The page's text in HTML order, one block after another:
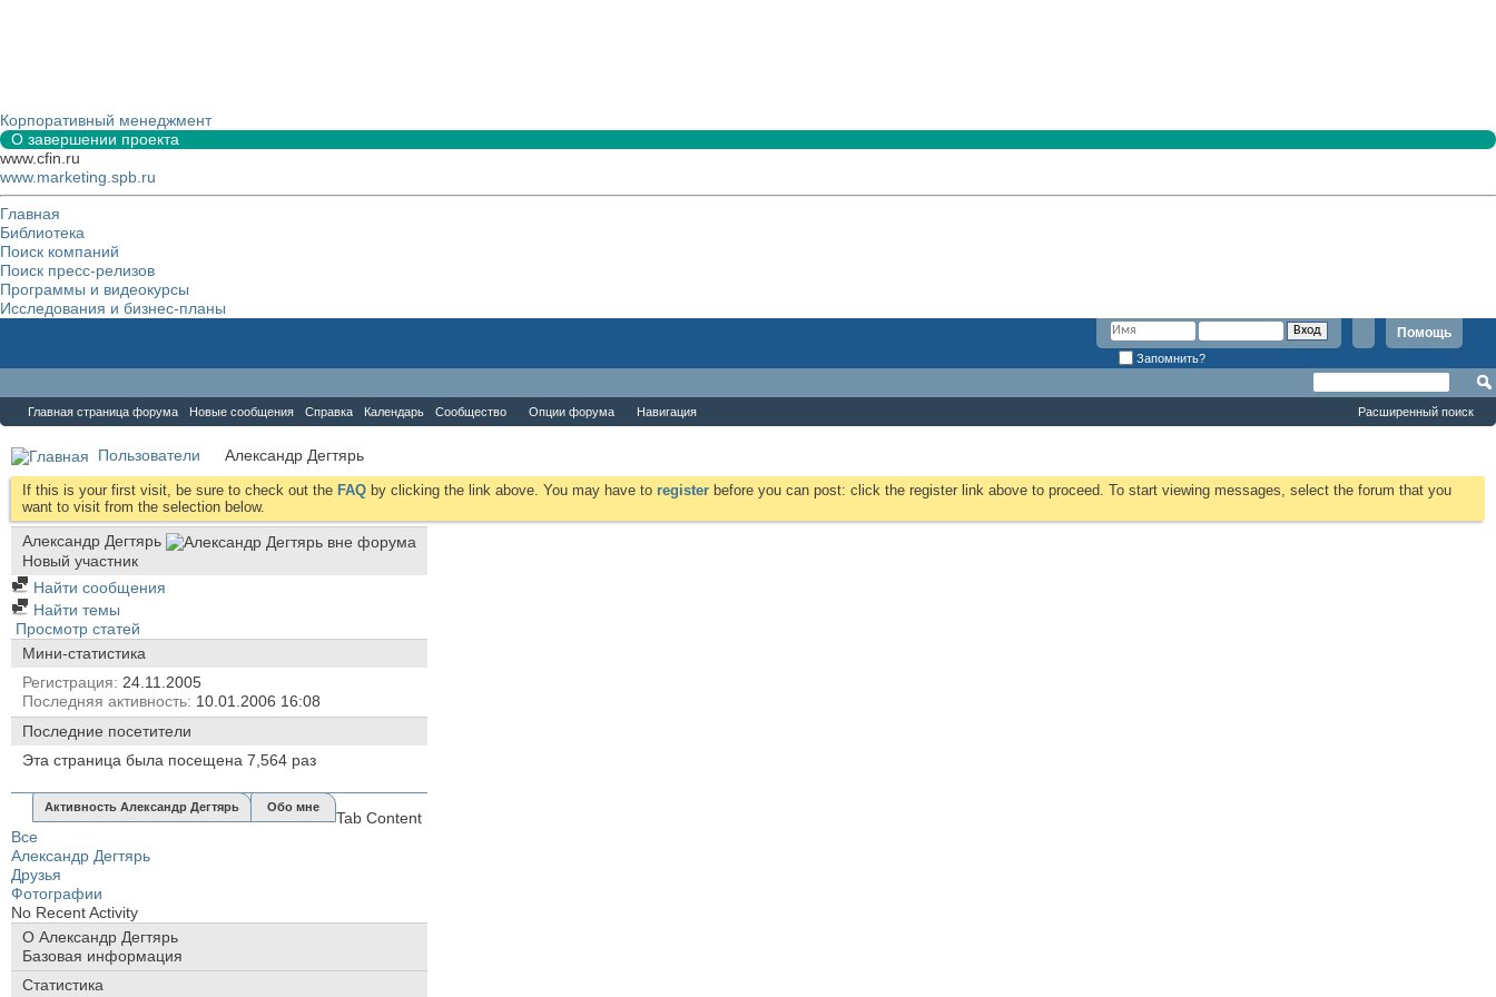
Корпоративный менеджмент
О завершении проекта
www.cfin.ru
www.marketing.spb.ru
Главная
Библиотека
Поиск компаний
Поиск пресс-релизов
Программы и видеокурсы
Исследования и бизнес-планы
Помощь
Запомнить?
Главная страница форума Новые сообщения Справка Календарь Сообщество Опции форума Навигация Расширенный поиск
Пользователи Александр Дегтярь
If this is your first visit, be sure to check out the FAQ by clicking the link above. You may have to register before you can post: click the register link above to proceed. To start viewing messages, select the forum that you
want to visit from the selection below.
Александр Дегтярь
Новый участник
Найти сообщения
Найти темы
Просмотр статей
Мини-статистика
Регистрация
24.11.2005
Последняя активность 10.01.2006 16:08
Последние посетители
Эта страница была посещена 7,564 раз
Активность Александр Дегтярь Обо мне
Tab Content
Все
Александр Дегтярь
Друзья
Фотографии
No Recent Activity
О Александр Дегтярь
Базовая информация
Статистика